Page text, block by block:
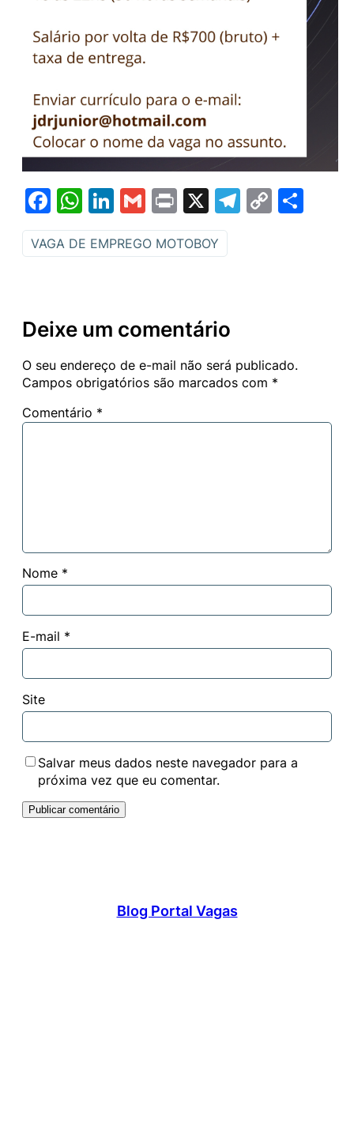
Facebook
WhatsApp
LinkedIn
GmailPrint
X Telegram
Copy
VAGA DE EMPREGO MOTOBOY
Deixe um comentário
O seu endereço de e-mail não será publicado.
Campos obrigatórios são marcados com *
Comentário *
Nome *
E-mail *
Site
Salvar meus dados neste navegador para a
próxima vez que eu comentar.
Blog Portal Vagas